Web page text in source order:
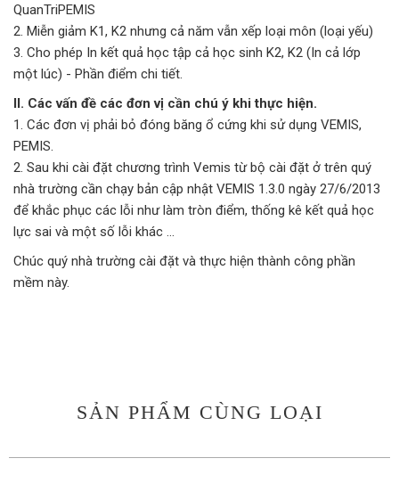
QuanTriPEMIS
2. Miễn giảm K1, K2 nhưng cả năm vẫn xếp loại môn (loại yếu)
3. Cho phép In kết quả học tập cả học sinh K2, K2 (In cả lớp
một lúc) - Phần điểm chi tiết.
II. Các vấn đề các đơn vị cần chú ý khi thực hiện.
1. Các đơn vị phải bỏ đóng băng ổ cứng khi sử dụng VEMIS,
PEMIS.
2. Sau khi cài đặt chương trình Vemis từ bộ cài đặt ở trên quý
nhà trường cần chạy bản cập nhật VEMIS 1.3.0 ngày 27/6/2013
để khắc phục các lỗi như làm tròn điểm, thống kê kết quả học
lực sai và một số lỗi khác …
Chúc quý nhà trường cài đặt và thực hiện thành công phần
mềm này.
SẢN PHẨM CÙNG LOẠI